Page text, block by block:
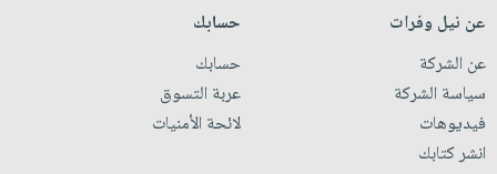
عن نيل وفرات
عن الشركة
سياسة الشركة
فيديوهات
انشر كتابك
حسابك
حسابك
عربة التسوق
لائحة الأمنيات